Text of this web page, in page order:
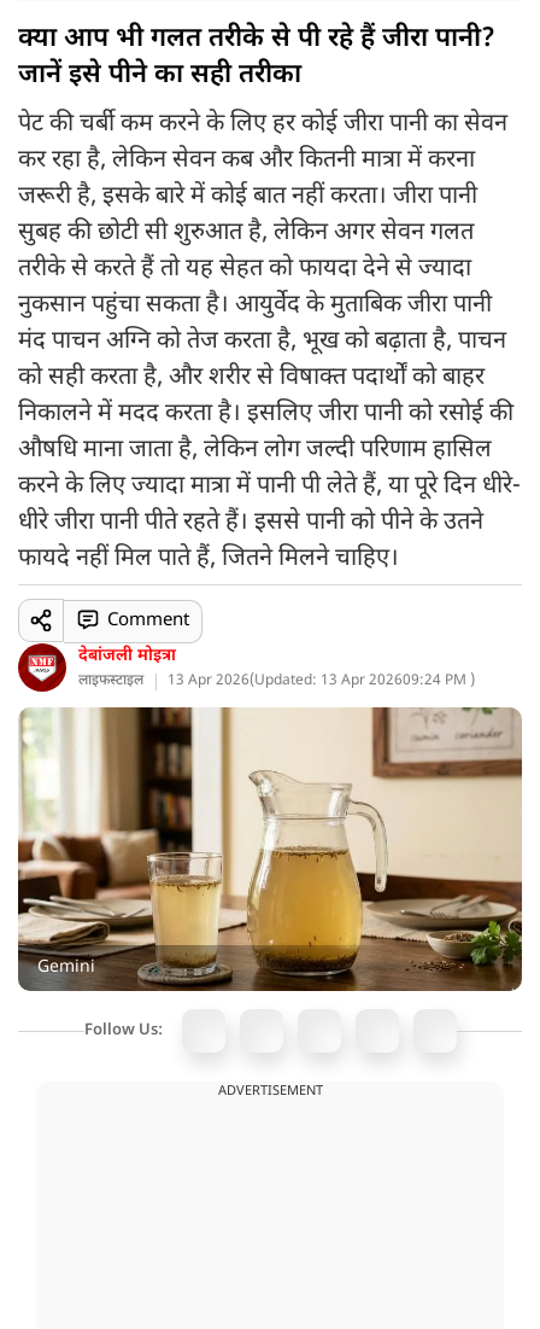
क्या आप भी गलत तरीके से पी रहे हैं जीरा पानी?
जानें इसे पीने का सही तरीका
पेट की चर्बी कम करने के लिए हर कोई जीरा पानी का सेवन
कर रहा है, लेकिन सेवन कब और कितनी मात्रा में करना
जरूरी है, इसके बारे में कोई बात नहीं करता। जीरा पानी
सुबह की छोटी सी शुरुआत है, लेकिन अगर सेवन गलत
तरीके से करते हैं तो यह सेहत को फायदा देने से ज्यादा
नुकसान पहुंचा सकता है। आयुर्वेद के मुताबिक जीरा पानी
मंद पाचन अग्नि को तेज करता है, भूख को बढ़ाता है, पाचन
को सही करता है, और शरीर से विषाक्त पदार्थों को बाहर
निकालने में मदद करता है। इसलिए जीरा पानी को रसोई की
औषधि माना जाता है, लेकिन लोग जल्दी परिणाम हासिल
करने के लिए ज्यादा मात्रा में पानी पी लेते हैं, या पूरे दिन धीरे-
धीरे जीरा पानी पीते रहते हैं। इससे पानी को पीने के उतने
फायदे नहीं मिल पाते हैं, जितने मिलने चाहिए।
देबांजली मोइत्रा
लाइफस्टाइल 13 Apr 2026(Updated: 13 Apr 202609:24 PM )
Comment
Gemini
Follow Us:
ADVERTISEMENT